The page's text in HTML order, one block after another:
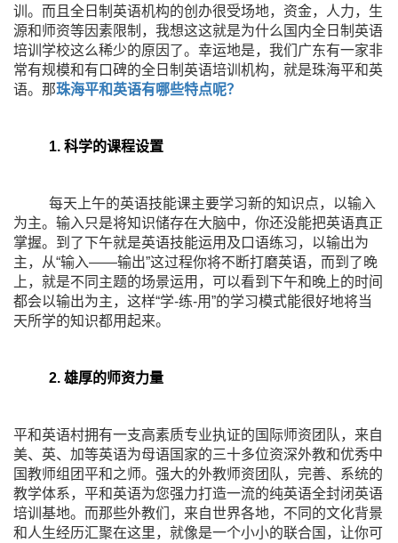
训。而且全日制英语机构的创办很受场地，资金，人力，生
源和师资等因素限制，我想这这就是为什么国内全日制英语
培训学校这么稀少的原因了。幸运地是，我们广东有一家非
常有规模和有口碑的全日制英语培训机构，就是珠海平和英
语。那珠海平和英语有哪些特点呢？
1. 科学的课程设置
每天上午的英语技能课主要学习新的知识点，以输入
为主。输入只是将知识储存在大脑中，你还没能把英语真正
掌握。到了下午就是英语技能运用及口语练习，以输出为
主，从“输入——输出”这过程你将不断打磨英语，而到了晚
上，就是不同主题的场景运用，可以看到下午和晚上的时间
都会以输出为主，这样“学-练-用”的学习模式能很好地将当
天所学的知识都用起来。
2. 雄厚的师资力量
平和英语村拥有一支高素质专业执证的国际师资团队，来自
美、英、加等英语为母语国家的三十多位资深外教和优秀中
国教师组团平和之师。强大的外教师资团队，完善、系统的
教学体系，平和英语为您强力打造一流的纯英语全封闭英语
培训基地。而那些外教们，来自世界各地，不同的文化背景
和人生经历汇聚在这里，就像是一个小小的联合国，让你可